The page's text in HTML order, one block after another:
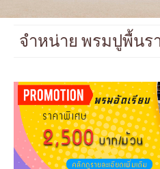
จำหน่าย พรมปูพื้นร